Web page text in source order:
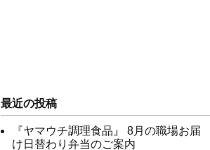
最近の投稿
『ヤマウチ調理食品』 8月の職場お届
け日替わり弁当のご案内